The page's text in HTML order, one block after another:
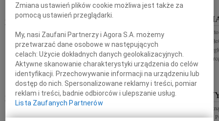
ZBIOROWY 14.04.2010RZESZÓW
Składamy najgłębsze wyrazy współczucia Rodzinom
i Bliskim tragicznie zmarłych parlamentarzystów
Stanisława Zająca senatora RP Leszka Deptuły posła
na Sejm RP Grażyny Gęsickiej...
JAN
Nie umiera ten,
Dlaczego
Jana Maciaka
upadłości,
JAN MACIAK 14.04.2010RZESZÓW
Z głębokim żalem żegnamy Jana Maciaka Kolegę,
Współpracownika, licencjonowanego Syndyka,
Poruszeni
Rzeczypospolitej
Zmiana ustawień plików cookie możliwa jest także za
pomocą ustawień przeglądarki.
My, nasi Zaufani Partnerzy i Agora S.A. możemy
przetwarzać dane osobowe w następujących
celach:Użycie dokładnych danych geolokalizacyjnych.
Aktywne skanowanie charakterystyki urządzenia do celów
identyfikacji. Przechowywanie informacji na urządzeniu lub
dostęp do nich. Spersonalizowane reklamy i treści, pomiar
reklam i treści, badnie odbiorców i ulepszanie usług.
Lista Zaufanych Partnerów